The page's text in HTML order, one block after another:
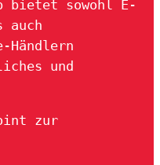
bietet sowohl E-
auch
und
zur